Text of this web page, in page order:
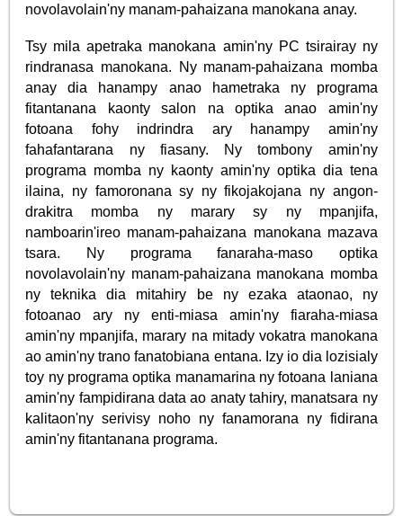
novolavolain'ny manam-pahaizana manokana anay.
Tsy mila apetraka manokana amin'ny PC tsirairay ny
rindranasa manokana. Ny manam-pahaizana momba
anay dia hanampy anao hametraka ny programa
fitantanana kaonty salon na optika anao amin'ny
fotoana fohy indrindra ary hanampy amin'ny
fahafantarana ny fiasany. Ny tombony amin'ny
programa momba ny kaonty amin'ny optika dia tena
ilaina, ny famoronana sy ny fikojakojana ny angon-
drakitra momba ny marary sy ny mpanjifa,
namboarin'ireo manam-pahaizana manokana mazava
tsara. Ny programa fanaraha-maso optika
novolavolain'ny manam-pahaizana manokana momba
ny teknika dia mitahiry be ny ezaka ataonao, ny
fotoanao ary ny enti-miasa amin'ny fiaraha-miasa
amin'ny mpanjifa, marary na mitady vokatra manokana
ao amin'ny trano fanatobiana entana. Izy io dia lozisialy
toy ny programa optika manamarina ny fotoana laniana
amin'ny fampidirana data ao anaty tahiry, manatsara ny
kalitaon'ny serivisy noho ny fanamorana ny fidirana
amin'ny fitantanana programa.